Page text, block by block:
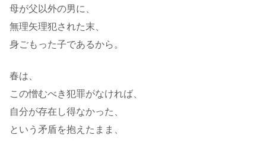
母が父以外の男に、
無理矢理犯された末、
身ごもった子であるから。
春は、
この憎むべき犯罪がなければ、
自分が存在し得なかった、
という矛盾を抱えたまま、